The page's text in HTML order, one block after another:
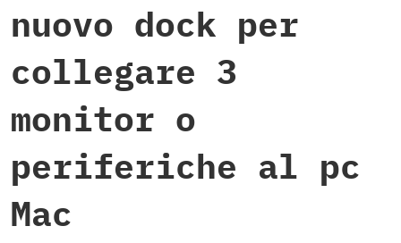
nuovo dock per
collegare 3
monitor o
periferiche al pc
Mac